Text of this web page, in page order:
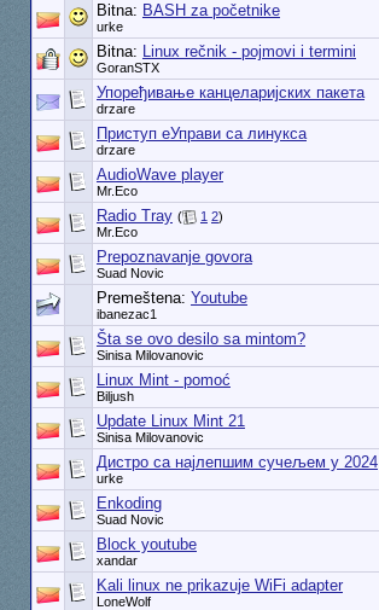
Bitna: BASH za početnike
urke
Bitna: Linux rečnik - pojmovi i termini
GoranSTX
Упоређивање канцеларијских пакета
drzare
Приступ еУправи са линукса
drzare
AudioWave player
Mr.Eco
Radio Tray ( 1 2)
Mr.Eco
Prepoznavanje govora
Suad Novic
Premeštena: Youtube
ibanezac1
Šta se ovo desilo sa mintom?
Sinisa Milovanovic
Linux Mint - pomoć
Biljush
Update Linux Mint 21
Sinisa Milovanovic
Дистро са најлепшим сучељем у 2024
urke
Enkoding
Suad Novic
Block youtube
xandar
Kali linux ne prikazuje WiFi adapter
LoneWolf